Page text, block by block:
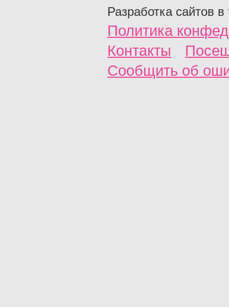
Разработка сайтов в
Политика
Контакты
Сообщить об